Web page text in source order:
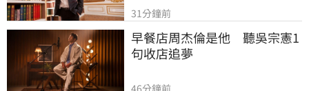
31分鐘前
早餐店周杰倫是他　聽吳宗憲1
句收店追夢
46分鐘前